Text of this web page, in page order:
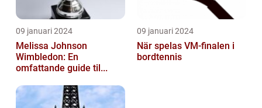
09 januari 2024
Melissa Johnson
Wimbledon: En
omfattande guide til...
09 januari 2024
När spelas VM-finalen i
bordtennis